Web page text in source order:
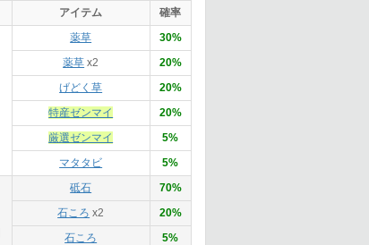
アイテム 確率
薬草
30%
薬草 x2
20%
げどく草
20%
特産ゼンマイ
20%
厳選ゼンマイ
5%
マタタビ
5%
砥石
70%
石ころ x2
20%
石ころ
5%